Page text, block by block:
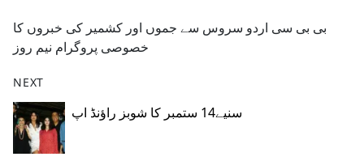
b
o
k
بی بی سی اردو سروس سے جموں اور کشمیر کی خبروں کا
خصوصی پروگرام نیم روز
NEXT
سنیے14 ستمبر کا شوبز راؤنڈ اپ